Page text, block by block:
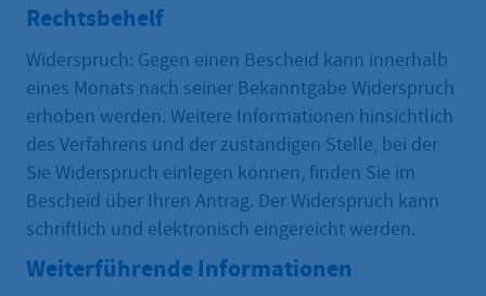
Rechtsbehelf
Widerspruch: Gegen einen Bescheid kann innerhalb
eines Monats nach seiner Bekanntgabe Widerspruch
erhoben werden. Weitere Informationen hinsichtlich
des Verfahrens und der zuständigen Stelle, bei der
Sie Widerspruch einlegen können, finden Sie im
Bescheid über Ihren Antrag. Der Widerspruch kann
schriftlich und elektronisch eingereicht werden.
Weiterführende Informationen